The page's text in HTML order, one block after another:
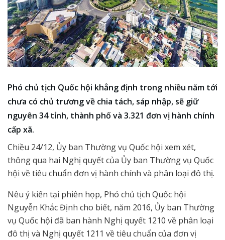
Phó chủ tịch Quốc hội khẳng định trong nhiều năm tới
chưa có chủ trương về chia tách, sáp nhập, sẽ giữ
nguyên 34 tỉnh, thành phố và 3.321 đơn vị hành chính
cấp xã.
Chiều 24/12, Ủy ban Thường vụ Quốc hội xem xét,
thông qua hai Nghị quyết của Ủy ban Thường vụ Quốc
hội về tiêu chuẩn đơn vị hành chính và phân loại đô thị.
Nêu ý kiến tại phiên họp, Phó chủ tịch Quốc hội
Nguyễn Khắc Định cho biết, năm 2016, Ủy ban Thường
vụ Quốc hội đã ban hành Nghị quyết 1210 về phân loại
đô thị và Nghị quyết 1211 về tiêu chuẩn của đơn vị